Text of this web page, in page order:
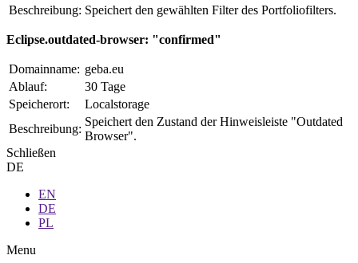
Beschreibung: Speichert den gewählten Filter des Portfoliofilters.
Eclipse.outdated-browser: "confirmed"
Domainname: geba.eu
Ablauf:
30 Tage
Speicherort:
Localstorage
Beschreibung:
Speichert den Zustand der Hinweisleiste "Outdated
Browser".
Schließen
DE
EN
DE
PL
Menu